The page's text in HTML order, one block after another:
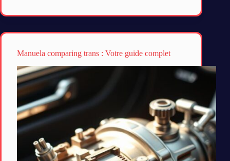
Manuela comparing trans : Votre guide complet